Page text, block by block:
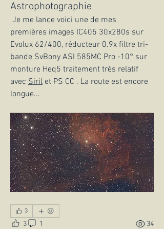
Astrophotographie
premières images IC405 30x280s sur
Evolux 62/400, réducteur 0.9x filtre tri-
bande SvBony ASI 585MC Pro -10° sur
monture Heq5 traitement très relatif
avec Siril et PS CC . La route est encore
longue...
3
3 1 34